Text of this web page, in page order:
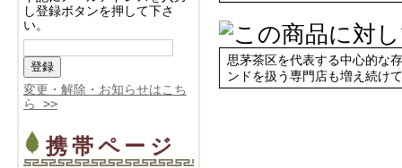
し登録ボタンを押して下さ
い。
変更・解除・お知らせはこち
ら >>
携帯ページ
思茅茶区を代表する中心的な
ンドを扱う専門店も増え続け